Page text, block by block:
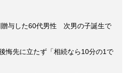
与した60代男性 次男の子誕生で
悔先に立たず「相続なら10分の1で